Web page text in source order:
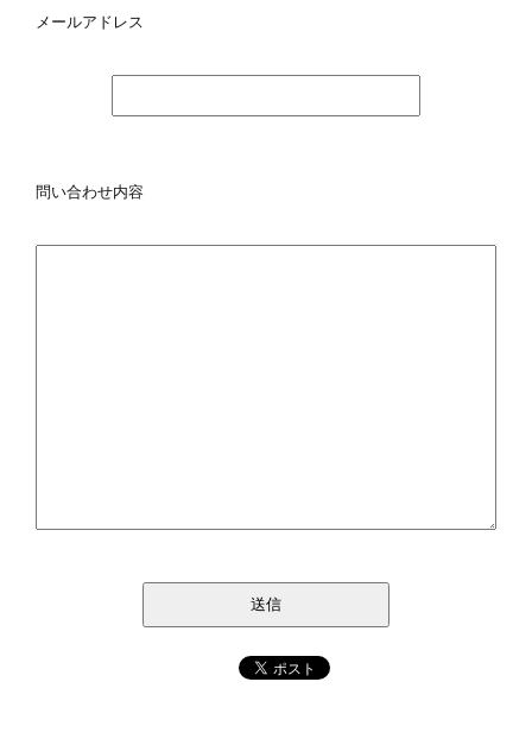
メールアドレス
問い合わせ内容
トランポリンの効果